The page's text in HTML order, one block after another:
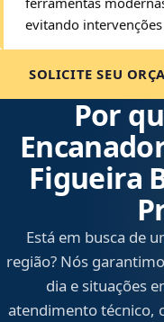
evitando intervenções
SOLICITE SEU
Por
Figueira
Está em busca de
região? Nós
dia e situações
atendimento técnico,